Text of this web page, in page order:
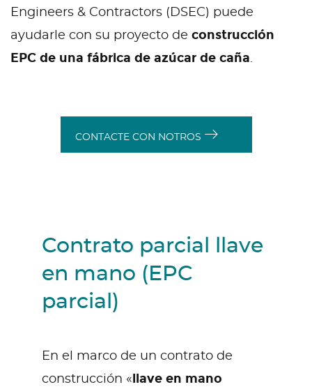
Engineers & Contractors (DSEC) puede
ayudarle con su proyecto de construcción
EPC de una fábrica de azúcar de caña
CONTACTE CON NOTROS
Contrato parcial llave
en mano (EPC
parcial)
En el marco de un contrato de
construcción «llave en mano